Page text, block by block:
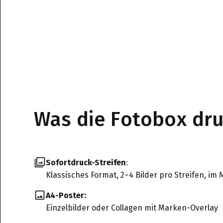
Was die Fotobox
Sofortdruck-Streifen:
Klassisches Format, 2–4 Bilder pro Streifen, im
A4-Poster:
Einzelbilder oder Collagen mit Marken-Overlay